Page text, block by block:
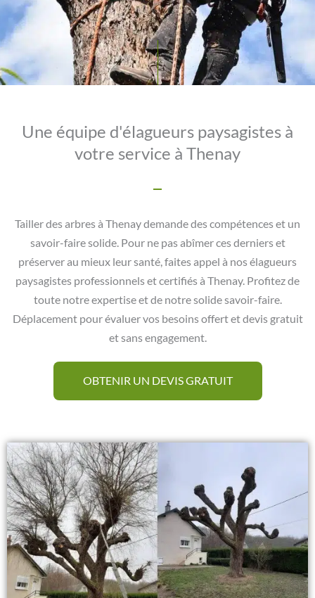
Une équipe d'élagueurs paysagistes à
votre service à Thenay
Tailler des arbres à Thenay demande des compétences et un
savoir-faire solide. Pour ne pas abîmer ces derniers et
préserver au mieux leur santé, faites appel à nos élagueurs
paysagistes professionnels et certifiés à Thenay. Profitez de
toute notre expertise et de notre solide savoir-faire.
Déplacement pour évaluer vos besoins offert et devis gratuit
et sans engagement.
OBTENIR UN DEVIS GRATUIT